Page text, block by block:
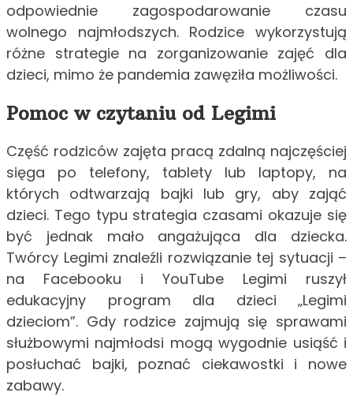
odpowiednie zagospodarowanie czasu
wolnego najmłodszych. Rodzice wykorzystują
różne strategie na zorganizowanie zajęć dla
dzieci, mimo że pandemia zawęziła możliwości.
Pomoc w czytaniu od Legimi
Część rodziców zajęta pracą zdalną najczęściej
sięga po telefony, tablety lub laptopy, na
których odtwarzają bajki lub gry, aby zająć
dzieci. Tego typu strategia czasami okazuje się
być jednak mało angażująca dla dziecka.
Twórcy Legimi znaleźli rozwiązanie tej sytuacji –
na Facebooku i YouTube Legimi ruszył
edukacyjny program dla dzieci „Legimi
dzieciom”. Gdy rodzice zajmują się sprawami
służbowymi najmłodsi mogą wygodnie usiąść i
posłuchać bajki, poznać ciekawostki i nowe
zabawy.